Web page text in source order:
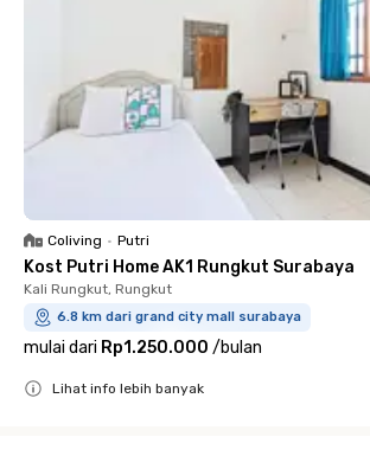
Coliving • Putri
Kost Putri Home AK1 Rungkut Surabaya
Kali Rungkut, Rungkut
6.8 km dari grand city mall surabaya
mulai dari Rp1.250.000 /bulan
Lihat info lebih banyak